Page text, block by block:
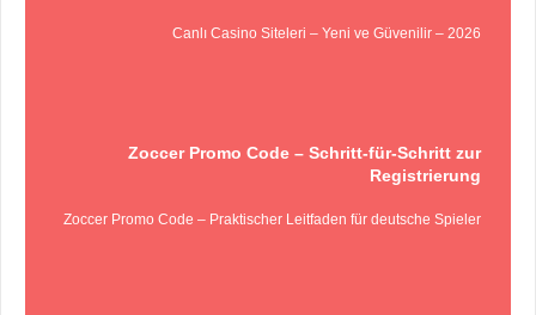
Canlı Casino Siteleri – Yeni ve Güvenilir – 2026
Zoccer Promo Code – Schritt‑für‑Schritt zur
Registrierung
Zoccer Promo Code – Praktischer Leitfaden für deutsche Spieler